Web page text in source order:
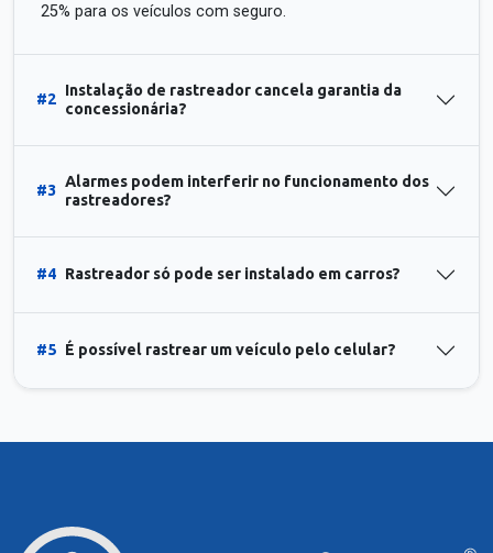
25% para os veículos com seguro.
#2
Instalação de rastreador cancela garantia da
concessionária?
#3
Alarmes podem interferir no funcionamento dos
rastreadores?
#4 Rastreador só pode ser instalado em carros?
#5 É possível rastrear um veículo pelo celular?